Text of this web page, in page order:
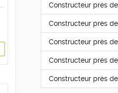
Constructeur près
Constructeur près
Constructeur près
Constructeur près
Constructeur près